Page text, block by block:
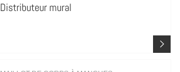
Distributeur mural